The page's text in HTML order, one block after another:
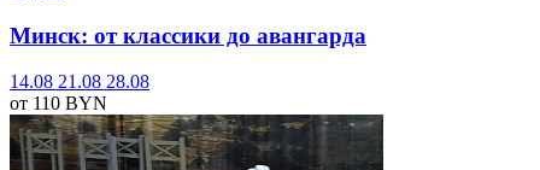
Минск: от классики до авангарда
14.08 21.08 28.08
от 110 BYN